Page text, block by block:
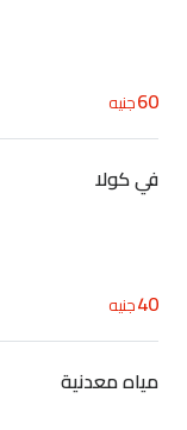
60جنيه
في كولا
40جنيه
مياه معدنية